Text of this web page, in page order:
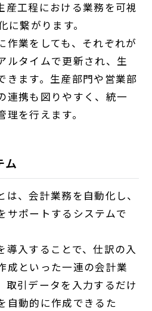
産工程における業務を可視
に繋がります。
作業をしても、それぞれが
ルタイムで更新され、生
きます。生産部門や営業部
連携も図りやすく、統一
を行えます。
ム
、会計業務を自動化し、
サポートするシステムで
導入することで、仕訳の入
成といった一連の会計業
取引データを入力するだけ
自動的に作成できるた